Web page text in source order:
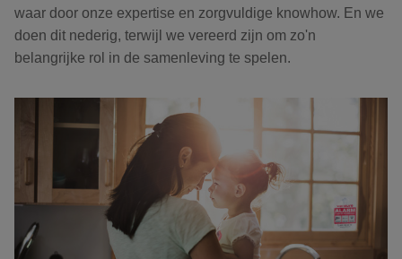
waar door onze expertise en zorgvuldige knowhow. En we
doen dit nederig, terwijl we vereerd zijn om zo'n
belangrijke rol in de samenleving te spelen.